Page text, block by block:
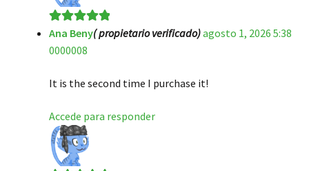
Valorado en5
de 5
Ana Beny( propietario verificado)agosto 1, 2026 5:38
0000008
It is the second time I purchase it!
Accede para responder